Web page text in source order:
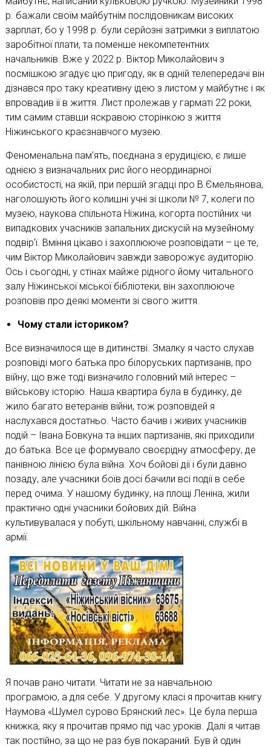
р. бажали своїм майбутнім послідовникам високих
зарплат, бо у 1998 р. були серйозні затримки з виплатою
заробітної плати, та поменше некомпетентних
начальників. Вже у 2022 р. Віктор Миколайович з
посмішкою згадує цю пригоду, як в одній телепередачі він
дізнався про таку креативну ідею з листом у майбутнє і як
впровадив її в життя. Лист пролежав у гарматі 22 роки,
тим самим ставши яскравою сторінкою з життя
Ніжинського краєзнавчого музею.
Феноменальна пам’ять, поєднана з ерудицією, є лише
однією з визначальних рис його неординарної
особистості, на якій, при першій згадці про В.Ємельянова,
наголошують його колишні учні зі школи № 7, колеги по
музею, наукова спільнота Ніжина, когорта постійних чи
випадкових учасників запальних дискусій на музейному
подвір’ї. Вміння цікаво і захоплююче розповідати – це те,
чим Віктор Миколайович завжди заворожує аудиторію.
Ось і сьогодні, у стінах майже рідного йому читального
залу Ніжинської міської бібліотеки, він захоплююче
розповів про деякі моменти зі свого життя.
Чому стали істориком?
Все визначилося ще в дитинстві. Змалку я часто слухав
розповіді мого батька про білоруських партизанів, про
війну, що вже тоді визначило головний мій інтерес –
військову історію. Наша квартира була в будинку, де
жило багато ветеранів війни, тож розповідей я
наслухався достатньо. Часто бачив і живих учасників
подій – Івана Бовкуна та інших партизанів, які приходили
до батька. Все це формувало своєрідну атмосферу, де
панівною лінією була війна. Хоч бойові дії і були давно
позаду, але учасники боїв досі бачили всі події в себе
перед очима. У нашому будинку, на площі Леніна, жили
практично одні учасники бойових дій. Війна
культивувалася у побуті, шкільному навчанні, службі в
армії.
Я почав рано читати. Читати не за навчальною
програмою, а для себе. У другому класі я прочитав книгу
Наумова «Шумел сурово Брянский лес». Це була перша
книжка, яку я прочитав прямо під час уроків. Далі я читав
так постійно, за що не раз був покараний. Був й один